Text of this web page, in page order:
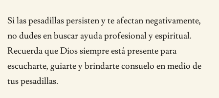
Si las pesadillas persisten y te afectan negativamente,
no dudes en buscar ayuda profesional y espiritual.
Recuerda que Dios siempre está presente para
escucharte, guiarte y brindarte consuelo en medio de
tus pesadillas.